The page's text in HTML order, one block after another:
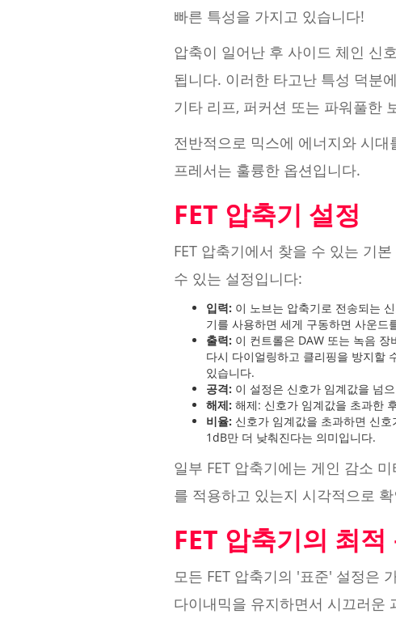
빠른 특성을 가지고 있습니다!
압축이 일어난 후 사이드 체인 신
됩니다. 이러한 타고난 특성 덕분
기타 리프, 퍼커션 또는 파워풀한
전반적으로 믹스에 에너지와 시
프레서는 훌륭한 옵션입니다.
FET 압축기 설정
FET 압축기에서 찾을 수 있는 기
수 있는 설정입니다:
입력: 이 노브는 압축기로 전송되는
기를 사용하면 세게 구동하면 사운드
출력: 이 컨트롤은 DAW 또는 녹음
다시 다이얼링하고 클리핑을 방지할
있습니다.
공격: 이 설정은 신호가 임계값을 넘
해제: 해제: 신호가 임계값을 초과한
비율: 신호가 임계값을 초과하면 신
1dB만 더 낮춰진다는 의미입니다.
일부 FET 압축기에는 게인 감소
를 적용하고 있는지 시각적으로
FET 압축기의 최적
모든 FET 압축기의 '표준' 설정은
다이내믹을 유지하면서 시끄러운